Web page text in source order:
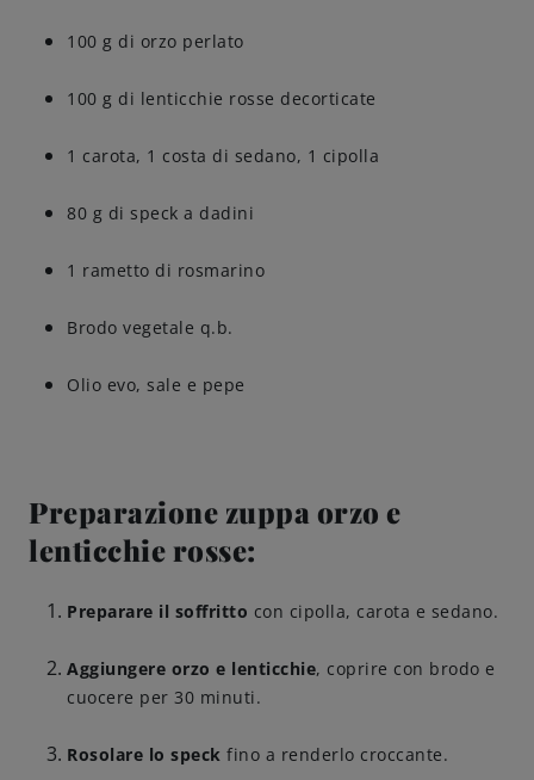
Birreria di famiglia
Storia
Impegni
100 g di orzo perlato
100 g di lenticchie rosse decorticate
1 carota, 1 costa di sedano, 1 cipolla
80 g di speck a dadini
1 rametto di rosmarino
Brodo vegetale q.b.
Olio evo, sale e pepe
Preparazione zuppa orzo e
lenticchie rosse:
Preparare il soffritto con cipolla, carota e sedano.
Aggiungere orzo e lenticchie, coprire con brodo e
cuocere per 30 minuti.
Rosolare lo speck fino a renderlo croccante.